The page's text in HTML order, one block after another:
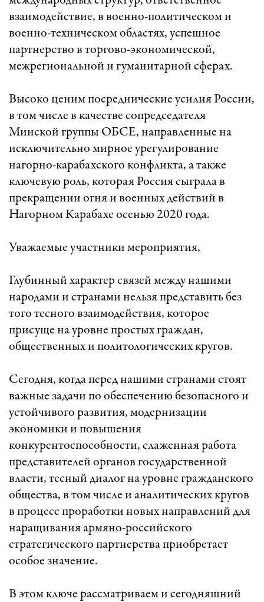
взаимодействие, в военно-политическом и
военно-техническом областях, успешное
партнерство в торгово-экономической,
межрегиональной и гуманитарной сферах.
Высоко ценим посреднические усилия России,
в том числе в качестве сопредседателя
Минской группы ОБСЕ, направленные на
исключительно мирное урегулирование
нагорно-карабахского конфликта, а также
ключевую роль, которая Россия сыграла в
прекращении огня и военных действий в
Нагорном Карабахе осенью 2020 года.
Уважаемые участники мероприятия,
Глубинный характер связей между нашими
народами и странами нельзя представить без
того тесного взаимодействия, которое
присуще на уровне простых граждан,
общественных и политологических кругов.
Сегодня, когда перед нашими странами стоят
важные задачи по обеспечению безопасного и
устойчивого развития, модернизации
экономики и повышения
конкурентоспособности, слаженная работа
представителей органов государственной
власти, тесный диалог на уровне гражданского
общества, в том числе и аналитических кругов
в процесс проработки новых направлений для
наращивания армяно-российского
стратегического партнерства приобретает
особое значение.
В этом ключе рассматриваем и сегодняшний